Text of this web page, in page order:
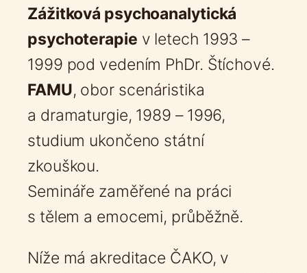
Zážitková psychoanalytická
psychoterapie v letech 1993 –
1999 pod vedením PhDr. Štíchové.
FAMU, obor scenáristika
a dramaturgie, 1989 – 1996,
studium ukončeno státní
zkouškou.
Semináře zaměřené na práci
s tělem a emocemi, průběžně.
Níže má akreditace ČAKO, v